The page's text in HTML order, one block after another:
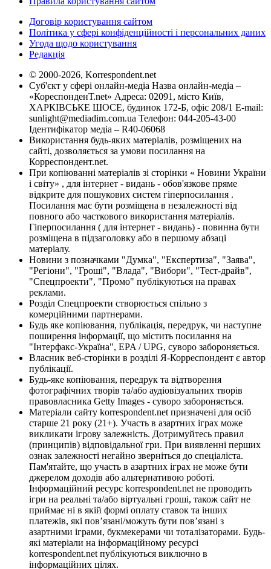
Договір користування сайтом
Політика у сфері конфіденційності і персональних даних
Угода щодо користування
Редакція
© 2000-2026, Korrespondent.net
Суб'єкт у сфері онлайн-медіа Назва онлайн-медіа –
«КореспонденТ.net» Адреса: 02091, місто Київ,
ХАРКІВСЬКЕ ШОСЕ, будинок 172-Б, офіс 208/1 E-mail:
sunlight@mediadim.com.ua Телефон: 044-205-43-00
Ідентифікатор медіа – R40-06068
Використання будь-яких матеріалів, розміщених на
сайті, дозволяється за умови посилання на
Корреспондент.net.
При копіюванні матеріалів зі сторінки « Новини України
і світу» , для інтернет - видань - обов'язкове пряме
відкрите для пошукових систем гіперпосилання .
Посилання має бути розміщена в незалежності від
повного або часткового використання матеріалів.
Гіперпосилання ( для інтернет - видань) - повинна бути
розміщена в підзаголовку або в першому абзаці
матеріалу.
Новини з позначками "Думка", "Експертиза", "Заява",
"Регіони", "Гроші", "Влада", "Вибори", "Тест-драйв",
"Спецпроекти", "Промо" публікуються на правах
реклами.
Розділ Спецпроекти створюється спільно з
комерційними партнерами.
Будь яке копіювання, публікація, передрук, чи наступне
поширення інформації, що містить посилання на
"Інтерфакс-Україна", EPA / UPG, суворо забороняється.
Власник веб-сторінки в розділі Я-Корреспондент є автор
публікації.
Будь-яке копіювання, передрук та відтворення
фотографічних творів та/або аудіовізуальних творів
правовласника Getty Images - суворо забороняється.
Матеріали сайту korrespondent.net призначені для осіб
старше 21 року (21+). Участь в азартних іграх може
викликати ігрову залежність. Дотримуйтесь правил
(принципів) відповідальної гри. При виявленні перших
ознак залежності негайно зверніться до спеціаліста.
Пам'ятайте, що участь в азартних іграх не може бути
джерелом доходів або альтернативою роботі.
Інформаційний ресурс korrespondent.net не проводить
ігри на реальні та/або віртуальні гроші, також сайт не
приймає ні в якій формі оплату ставок та інших
платежів, які пов’язані/можуть бути пов’язані з
азартними іграми, букмекерами чи тоталізаторами. Будь-
які матеріали на інформаційному ресурсі
korrespondent.net публікуються виключно в
інформаційних цілях.